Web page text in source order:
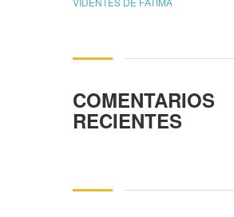
COMENTARIOS
RECIENTES